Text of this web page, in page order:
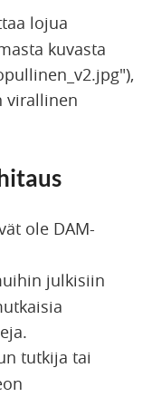
lojua
kuvasta
virallinen
ole DAM-
julkisiin
tutkija tai